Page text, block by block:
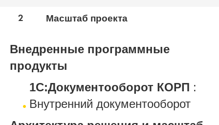
2 Масштаб проекта
Внедренные программные
продукты
1С:Документооборот КОРП :
Внутренний документооборот